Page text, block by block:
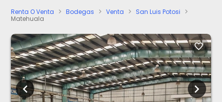
Renta O Venta chevron_right Bodegas chevron_right Venta chevron_right San Luis Potosi chevron_right
Matehuala
favorite_border
chevron_left chevron_right